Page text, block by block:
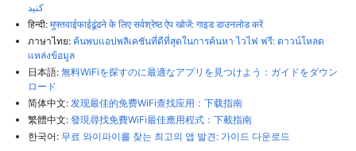
کنید
हिन्दी: मुफ्तवाईफाईढूंढने के लिए सर्वश्रेष्ठ ऐप खोजें: गाइड डाउनलोड करें
ภาษาไทย: ค้นพบแอปพลิเคชันที่ดีที่สุดในการค้นหา ไวไฟ ฟรี: ดาวน์โหลด
แหล่งข้อมูล
日本語: 無料WiFiを探すのに最適なアプリを見つけよう：ガイドをダウン
ロード
简体中文: 发现最佳的免费WiFi查找应用：下载指南
繁體中文: 發現尋找免費WiFi最佳應用程式：下載指南
한국어: 무료 와이파이를 찾는 최고의 앱 발견: 가이드 다운로드